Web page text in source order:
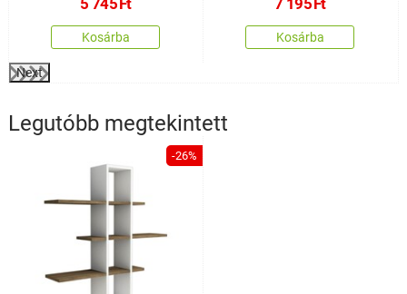
5 745Ft
Kosárba
7 195Ft
Kosárba
Next
Legutóbb megtekintett
-26%